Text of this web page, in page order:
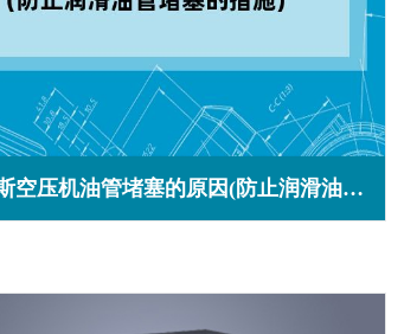
阿特拉斯空压机油管堵塞的原因(防止润滑油管堵塞的措施)